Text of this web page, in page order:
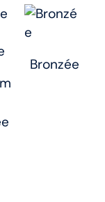
Bronzée